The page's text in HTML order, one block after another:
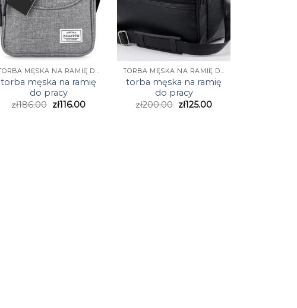
TORBA MĘSKA NA RAMIĘ DO PRACY
torba męska na ramię
do pracy
zł186.00 zł116.00
TORBA MĘSKA NA RAMIĘ DO PRACY
torba męska na ramię
do pracy
zł200.00 zł125.00